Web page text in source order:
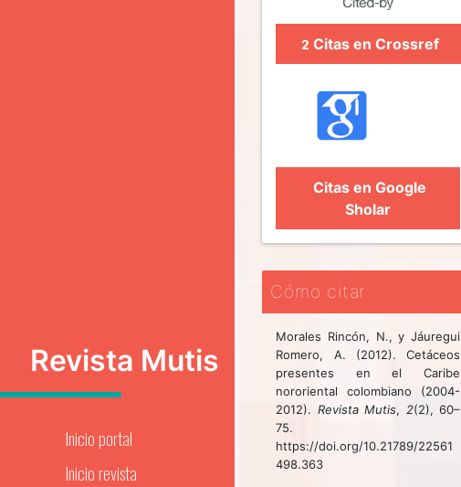
Revista Mutis
Inicio portal
Inicio revista
2 Citas en Crossref
Citas en Google
Sholar
Cómo citar
Morales Rincón, N., y Jáuregui
Romero, A. (2012). Cetáceos
presentes en el Caribe
nororiental colombiano (2004-
2012). Revista Mutis, 2(2), 60–
75.
https://doi.org/10.21789/22561
498.363